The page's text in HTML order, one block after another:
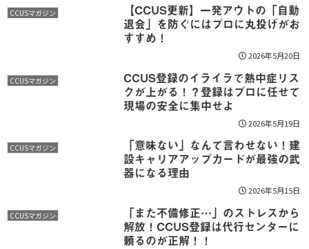
CCUSマガジン
【CCUS更新】一発アウトの「自動
退会」を防ぐにはプロに丸投げがお
すすめ！
2026年5月20日
CCUSマガジン
CCUS登録のイライラで熱中症リス
クが上がる！？登録はプロに任せて
現場の安全に集中せよ
2026年5月19日
CCUSマガジン
「意味ない」なんて言わせない！建
設キャリアアップカードが最強の武
器になる理由
2026年5月15日
CCUSマガジン
「また不備修正…」のストレスから
解放！CCUS登録は代行センターに
頼るのが正解！！